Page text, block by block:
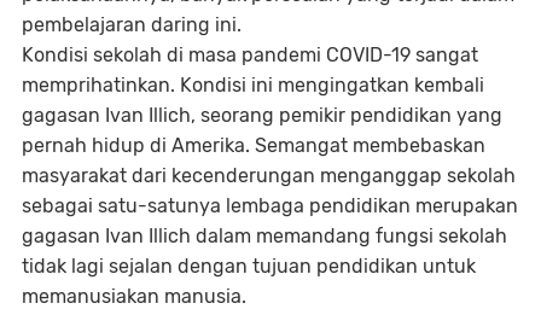
pembelajaran daring ini.
Kondisi sekolah di masa pandemi COVID-19 sangat
memprihatinkan. Kondisi ini mengingatkan kembali
gagasan Ivan Illich, seorang pemikir pendidikan yang
pernah hidup di Amerika. Semangat membebaskan
masyarakat dari kecenderungan menganggap sekolah
sebagai satu-satunya lembaga pendidikan merupakan
gagasan Ivan Illich dalam memandang fungsi sekolah
tidak lagi sejalan dengan tujuan pendidikan untuk
memanusiakan manusia.